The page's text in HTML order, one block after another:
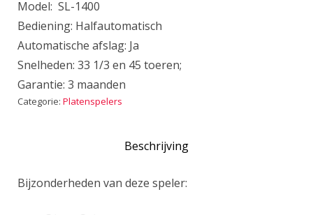
Model: SL-1400
Bediening: Halfautomatisch
Automatische afslag: Ja
Snelheden: 33 1/3 en 45 toeren;
Garantie: 3 maanden
Categorie: Platenspelers
Beschrijving
Bijzonderheden van deze speler: